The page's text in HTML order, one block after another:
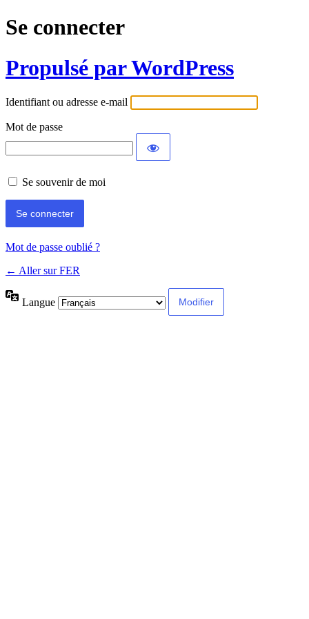
Se connecter
Propulsé par WordPress
Identifiant ou adresse e-mail
Mot de passe
Se souvenir de moi
Mot de passe oublié ?
← Aller sur FER
Langue